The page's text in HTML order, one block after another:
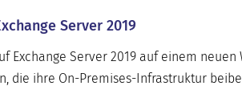
Server 2019
Exchange Server 2019 auf einem
die ihre On-Premises-Infrastruktur